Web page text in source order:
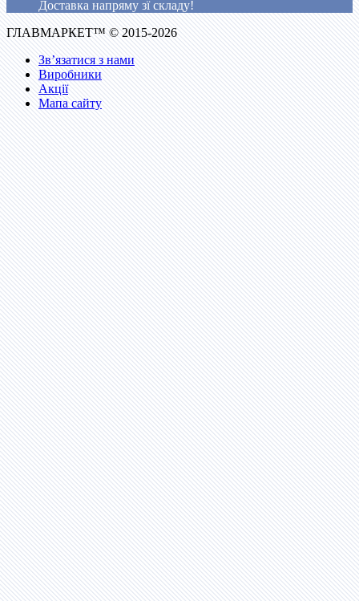
Доставка напряму зї складу!
ГЛАВМАРКЕТ™ © 2015-2026
Зв’язатися з нами
Виробники
Акції
Мапа сайту